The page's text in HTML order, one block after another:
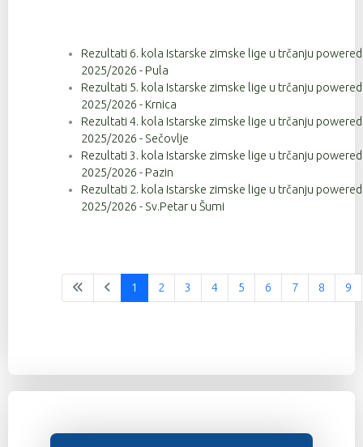
Rezultati 6. kola Istarske zimske lige u trčanju
2025/2026 - Pula
Rezultati 5. kola Istarske zimske lige u trčanju
2025/2026 - Krnica
Rezultati 4. kola Istarske zimske lige u trčanju
2025/2026 - Sečovlje
Rezultati 3. kola Istarske zimske lige u trčanju
2025/2026 - Pazin
Rezultati 2. kola Istarske zimske lige u trčanju
2025/2026 - Sv.Petar u Šumi
1 2 3 4 5 6 7 8 9